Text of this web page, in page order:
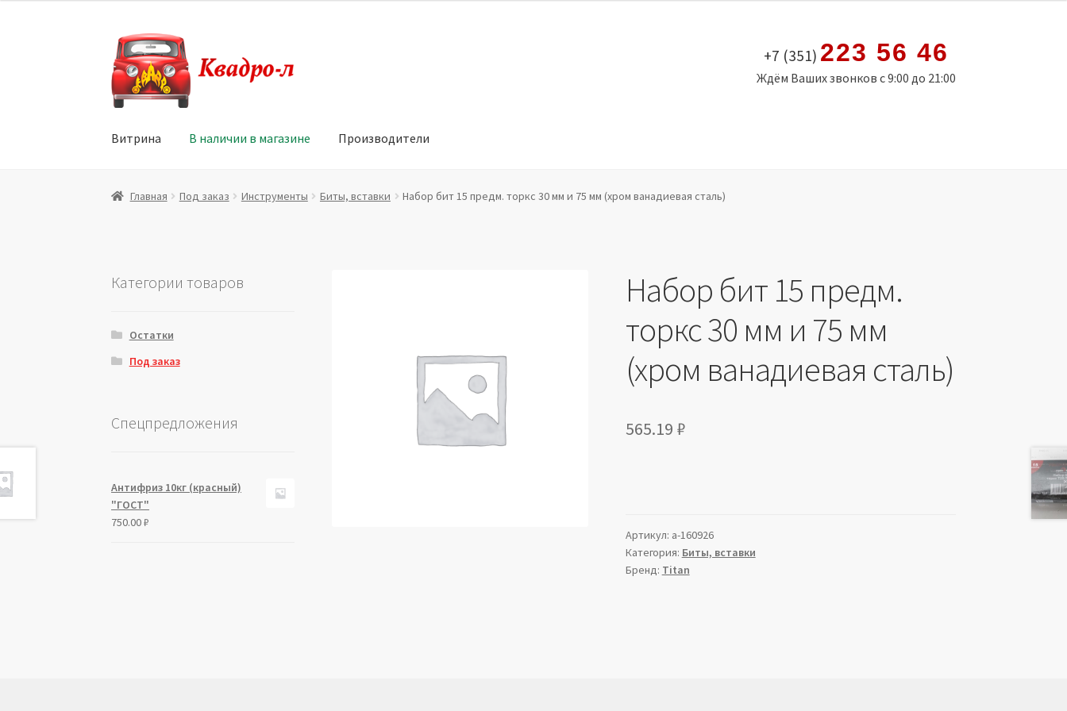
Перейти
к
навигации
Перейти
к
содержимому
+7 (351) 223 56 46
Ждём Ваших звонков с 9:00 до 21:00
Витрина В наличии в магазине Производители
Главная Витрина Мой аккаунт Политика в отношении обработки персональных данных
Главная Под заказ Инструменты Биты, вставки Набор бит 15 предм. торкс 30 мм и 75 мм (хром ванадиевая сталь)
Набор бит 15 предм.
торкс 30 мм и 75 мм
(хром ванадиевая сталь)
565.19 ₽
Артикул: a-160926
Категория: Биты, вставки
Бренд: Titan
Категории товаров
Остатки
Под заказ
Спецпредложения
Антифриз 10кг (красный)
"ГОСТ"
750.00₽